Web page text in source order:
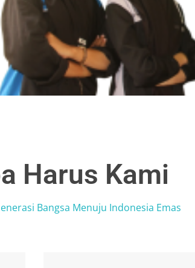
Harus Kami
Bangsa Menuju Indonesia Emas